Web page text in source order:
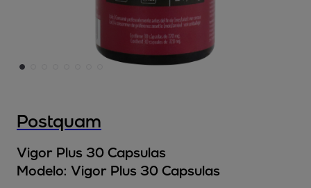
Postquam
Vigor Plus 30 Capsulas
Modelo: Vigor Plus 30 Capsulas